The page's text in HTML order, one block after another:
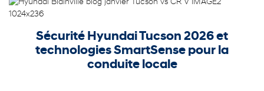
Sécurité Hyundai Tucson 2026 et
technologies SmartSense pour la
conduite locale